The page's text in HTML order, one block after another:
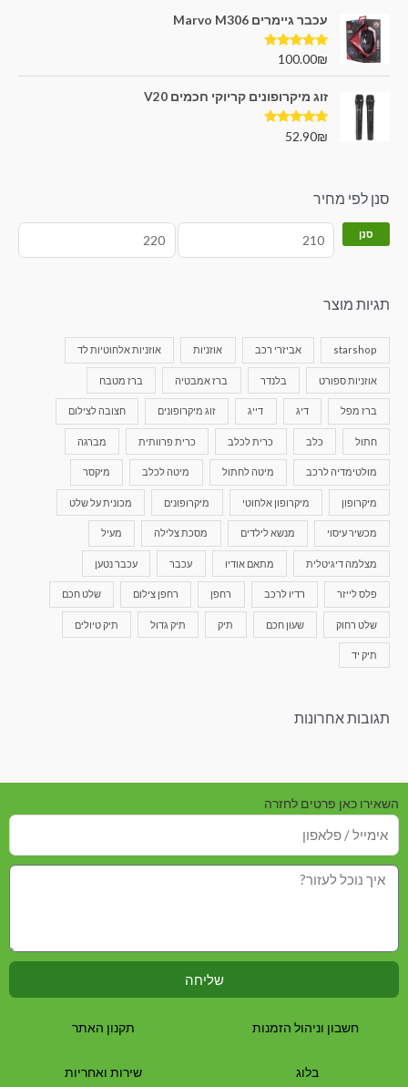
עכבר גיימרים Marvo M306
דורג5.00
100.00₪
זוג מיקרופונים קריוקי חכמים V20
דורג5.00
52.90₪
סנן לפי מחיר
סנן
תגיות מוצר
starshop אביזרי רכב אוזניות אוזניות אלחוטיות לד
אוזניות ספורט בלנדר ברז אמבטיה ברז מטבח
ברז מפל דיג דייג זוג מיקרופונים חצובה לצילום
חתול כלב כרית לכלב כרית פרוותית מברגה
מולטימדיה לרכב מיטה לחתול מיטה לכלב מיקסר
מיקרופון מיקרופון אלחוטי מיקרופונים מכונית על שלט
מכשיר עיסוי מנשא לילדים מסכת צלילה מעיל
מצלמה דיגיטלית מתאם אודיו עכבר עכבר נטען
פלס לייזר רדיו לרכב רחפן רחפן צילום שלט חכם
שלט רחוק שעון חכם תיק תיק גדול תיק טיולים
תיק יד
תגובות אחרונות
השאירו כאן פרטים לחזרה
שליחה
חשבון וניהול הזמנות
בלוג
תקנון האתר
שירות ואחריות